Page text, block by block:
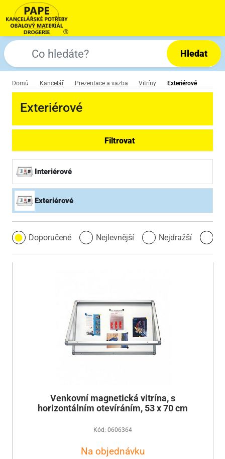
Hledat
Domů Kancelář Prezentace a vazba Vitríny Exteriérové
Exteriérové
Filtrovat
Interiérové
Exteriérové
Doporučené Nejlevnější Nejdražší
Venkovní magnetická vitrína, s
horizontálním otevíráním, 53 x 70 cm
Kód: 0606364
Na objednávku